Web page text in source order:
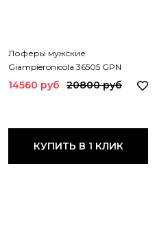
Лоферы мужские
Giampieronicola 36505 GPN
14560 руб 20800 руб
КУПИТЬ В 1 КЛИК